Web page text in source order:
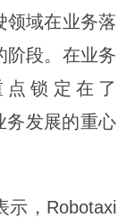
领域在业务落
阶段。在业务
锁定在了
务发展的重心
示，Robotaxi